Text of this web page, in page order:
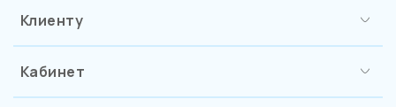
Клиенту
Кабинет